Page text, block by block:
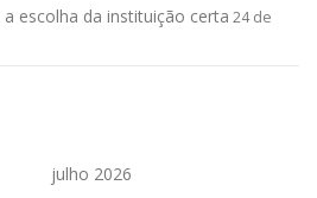
escolha da instituição certa 24 de
julho 2026